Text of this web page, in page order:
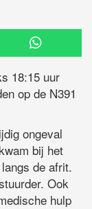
18:15 uur
op de N391
ongeval
bij het
de afrit.
Ook
hulp